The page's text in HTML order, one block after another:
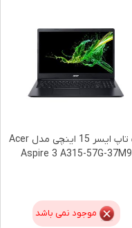
لپ تاپ ایسر 15 اینچی مدل Acer
Aspire 3 A315-57G-37M9
موجود نمی باشد